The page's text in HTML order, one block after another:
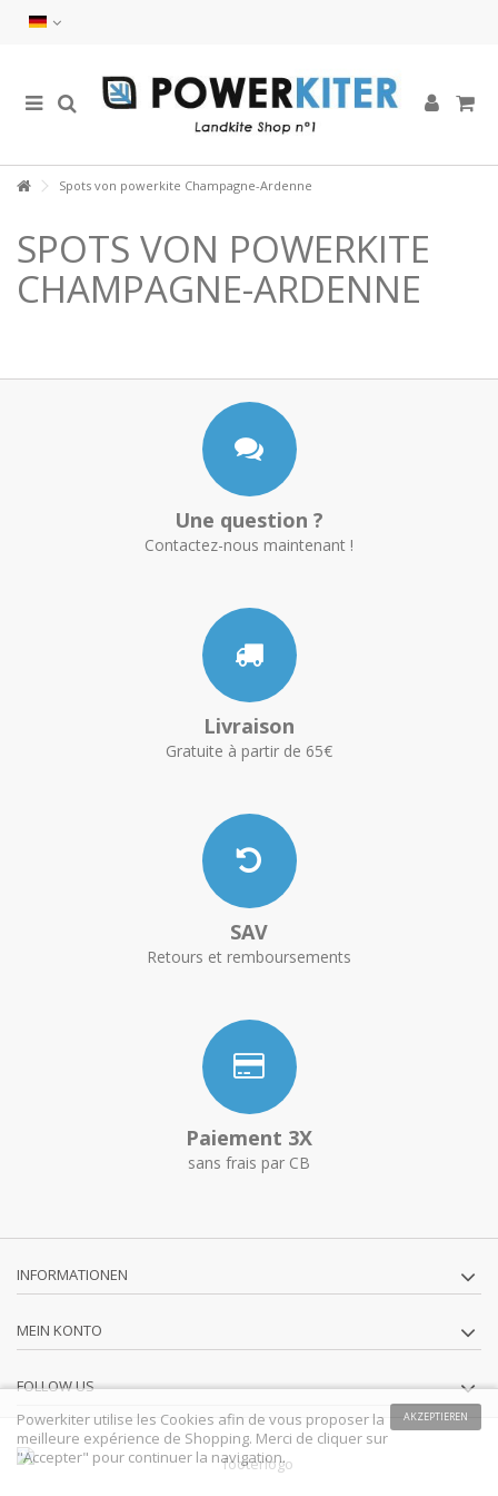
Spots von powerkite Champagne-Ardenne
SPOTS VON POWERKITE
CHAMPAGNE-ARDENNE
Une question ?
Contactez-nous maintenant !
Livraison
Gratuite à partir de 65€
SAV
Retours et remboursements
Paiement 3X
sans frais par CB
INFORMATIONEN
MEIN KONTO
FOLLOW US
AKZEPTIEREN
Powerkiter utilise les Cookies afin de vous proposer la
meilleure expérience de Shopping. Merci de cliquer sur
"Accepter" pour continuer la navigation.